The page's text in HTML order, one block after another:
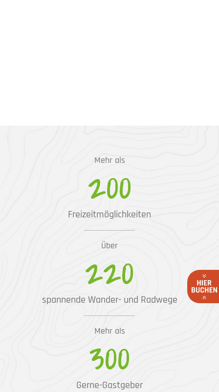
Mehr als
200
Freizeitmöglichkeiten
Über
220
spannende Wander- und Radwege
Mehr als
300
Gerne-Gastgeber